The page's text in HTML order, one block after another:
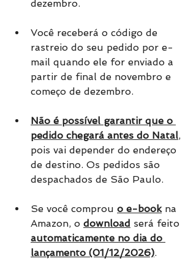
dezembro.
Você receberá o código de
rastreio do seu pedido por e-
mail quando ele for enviado a
partir de final de novembro e
começo de dezembro.
Não é possível garantir que o
pedido chegará antes do Natal,
pois vai depender do endereço
de destino. Os pedidos são
despachados de São Paulo.
Se você comprou o e-book na
Amazon, o download será feito
automaticamente no dia do
lançamento (01/12/2026).